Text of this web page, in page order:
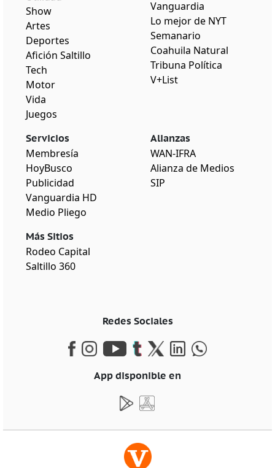
Show
Artes
Deportes
Afición Saltillo
Tech
Motor
Vida
Juegos
Vanguardia
Lo mejor de NYT
Semanario
Coahuila Natural
Tribuna Política
V+List
Servicios
Membresía
HoyBusco
Publicidad
Vanguardia HD
Medio Pliego
Más Sitios
Rodeo Capital
Saltillo 360
Alianzas
WAN-IFRA
Alianza de Medios
SIP
Redes Sociales
App disponible en